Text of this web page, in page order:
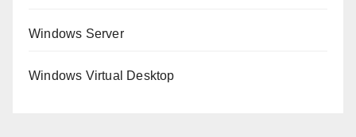
Windows Server
Windows Virtual Desktop